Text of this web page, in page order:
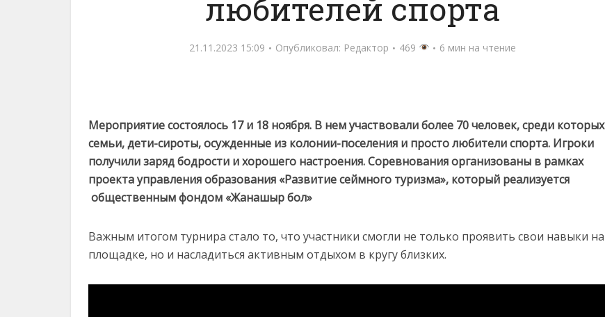
любителей спорта
21.11.2023 15:09 Опубликовал: Редактор 469 6 мин на чтение
Мероприятие состоялось 17 и 18 ноября. В нем участвовали более 70 человек, среди которых
семьи, дети-сироты, осужденные из колонии-поселения и просто любители спорта. Игроки
получили заряд бодрости и хорошего настроения. Соревнования организованы в рамках
проекта управления образования «Развитие сеймного туризма», который реализуется
общественным фондом «Жанашыр бол»
Важным итогом турнира стало то, что участники смогли не только проявить свои навыки на
площадке, но и насладиться активным отдыхом в кругу близких.